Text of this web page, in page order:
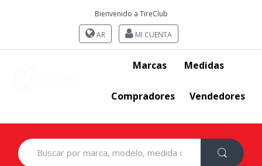
Bienvenido a TireClub
AR MI CUENTA
Marcas Medidas
Compradores Vendedores
Search
for: